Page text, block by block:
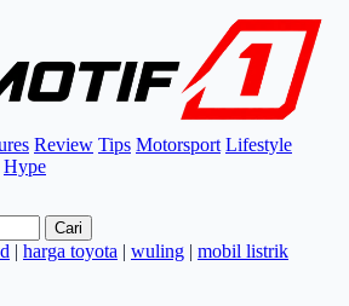
Review Tips Motorsport Lifestyle
Hype
Cari
| harga toyota | wuling | mobil listrik